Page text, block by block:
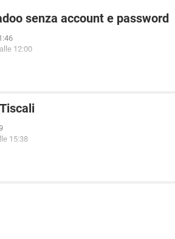
senza account e password
12:00
15:38